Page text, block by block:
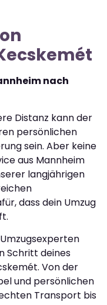
nach
Distanz kann der
persönlichen
sein. Aber keine
aus Mannheim
langjährigen
dass dein Umzug
Schritt deines
Von der
und persönlichen
Transport bis